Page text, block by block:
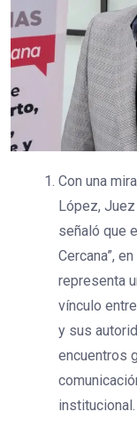
Con una
López,
señaló que
Cercana”,
representa
vínculo
y sus
encuentros
institucional.